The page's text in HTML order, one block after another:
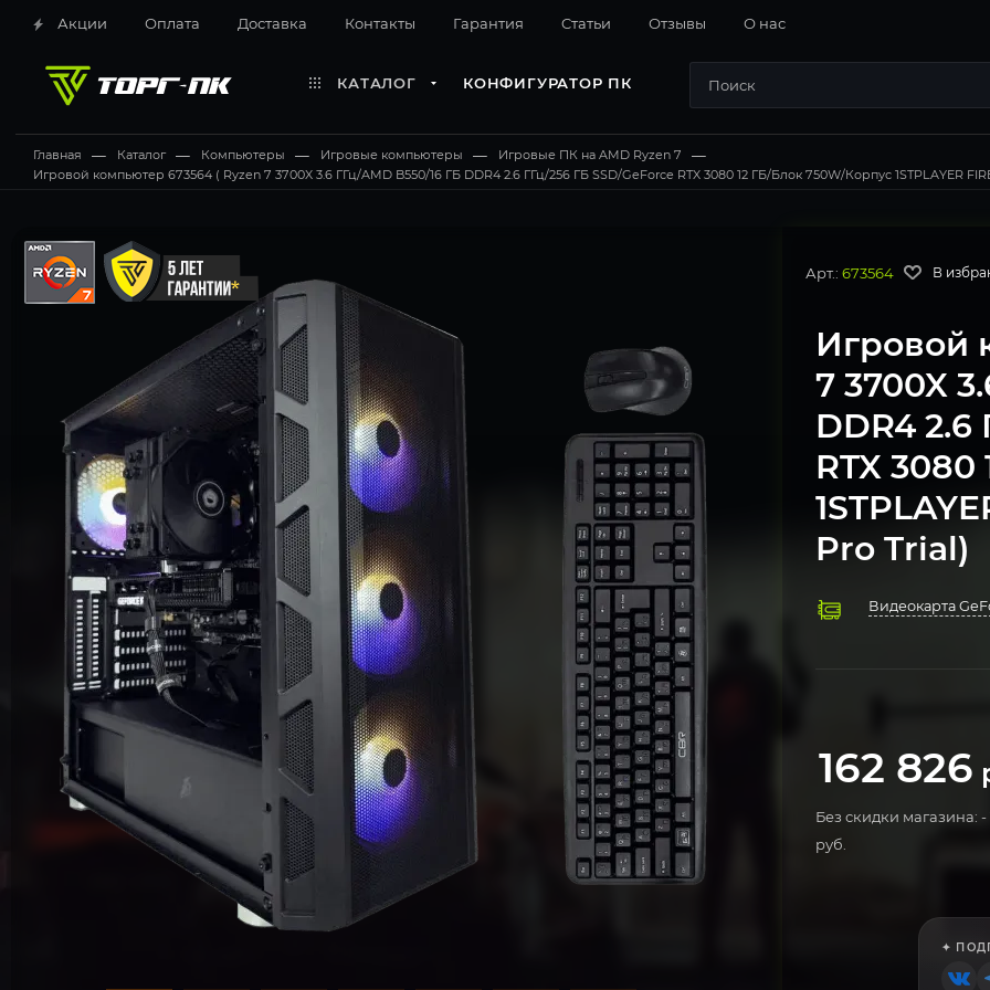
Акции Оплата Доставка Контакты Гарантия Cтатьи Отзывы О нас
КАТАЛОГ КОНФИГУРАТОР ПК
Главная — Каталог — Компьютеры — Игровые компьютеры — Игровые ПК на AMD Ryzen 7 —
Игровой компьютер 673564 ( Ryzen 7 3700X 3.6 ГГц/AMD B550/16 ГБ DDR4 2.6 ГГц/256 ГБ SSD/GeForce RTX 3080 12 ГБ/Блок 750W/Корпус 1STPLAYER
Арт.: 673564 В
Игровой
7 3700X
DDR4 2.6
RTX
Pro Trial)
Видеокарта
162 826
Без скидки магазина: -
руб.
✦